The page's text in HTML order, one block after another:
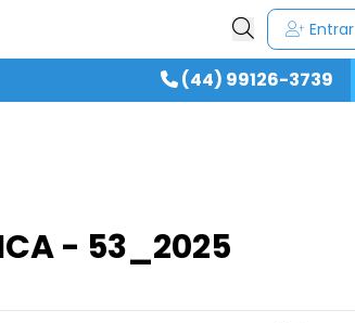
Entrar
(44) 99126-3739
- 53_2025